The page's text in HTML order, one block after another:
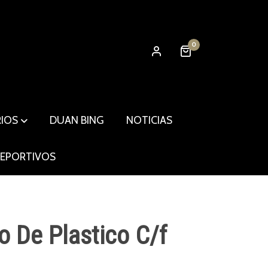
0
DUAN BING NOTICIAS
De Plastico C/f